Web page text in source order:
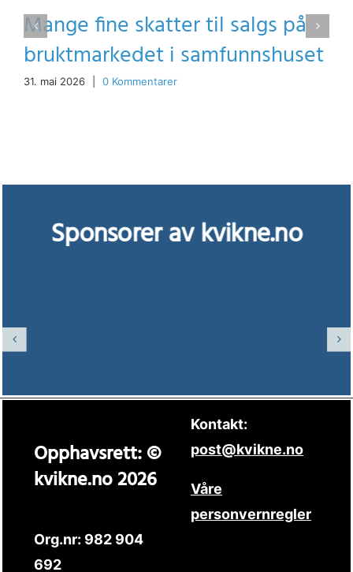
Mange fine skatter til salgs på
bruktmarkedet i samfunnshuset
31. mai 2026 0 Kommentarer
Sponsorer av kvikne.no
Opphavsrett: ©
kvikne.no 2026
Org.nr: 982 904
692
Kontakt:
post@kvikne.no
Våre
personvernregler